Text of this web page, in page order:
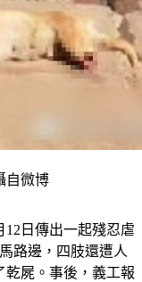
自微博
日傳出一起殘忍虐
路邊，四肢還遭人
乾屍。事後，義工報